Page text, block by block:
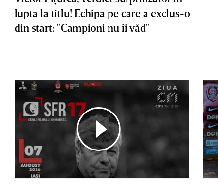
lupta la titlu! Echipa pe care a exclus-o
din start: "Campioni nu îi văd"